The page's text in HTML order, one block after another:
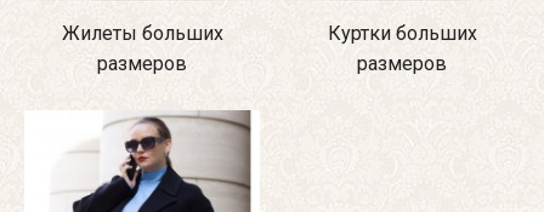
Жилеты больших
размеров
Куртки больших
размеров